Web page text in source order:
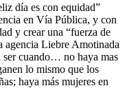
día es con equidad”
en Vía Pública, y con
y crear una “fuerza de
agencia Liebre Amotinada
ser cuando… no haya mas
lo mismo que los
haya más mujeres en